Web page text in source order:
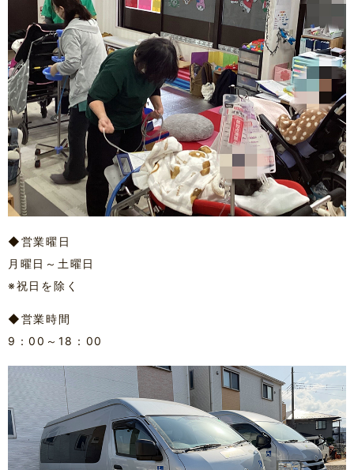
◆営業曜日
月曜日～土曜日
※祝日を除く
◆営業時間
9：00～18：00